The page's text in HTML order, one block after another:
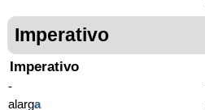
Imperativo
Imperativo
-
alarga